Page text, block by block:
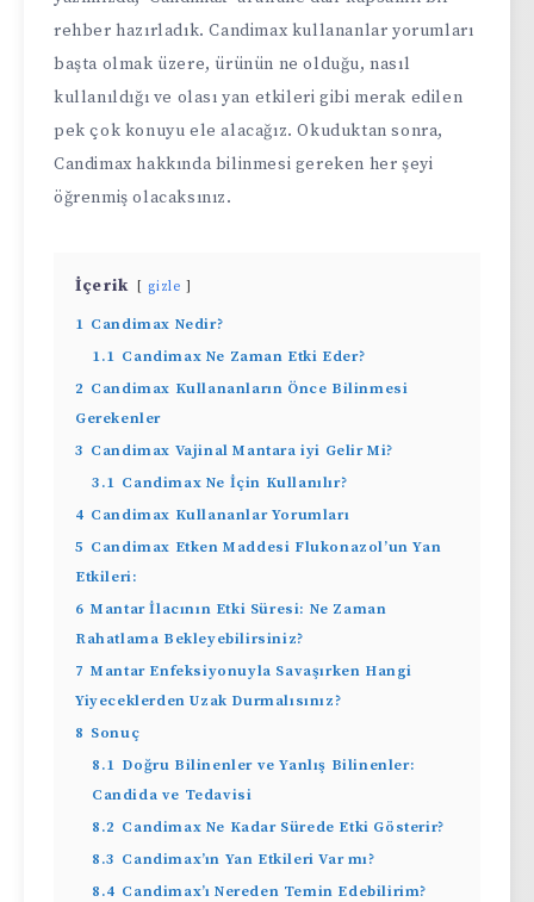
rehber hazırladık. Candimax kullananlar yorumları
başta olmak üzere, ürünün ne olduğu, nasıl
kullanıldığı ve olası yan etkileri gibi merak edilen
pek çok konuyu ele alacağız. Okuduktan sonra,
Candimax hakkında bilinmesi gereken her şeyi
öğrenmiş olacaksınız.
İçerik gizle
1 Candimax Nedir?
1.1 Candimax Ne Zaman Etki Eder?
2 Candimax Kullananların Önce Bilinmesi
Gerekenler
3 Candimax Vajinal Mantara iyi Gelir Mi?
3.1 Candimax Ne İçin Kullanılır?
4 Candimax Kullananlar Yorumları
5 Candimax Etken Maddesi Flukonazol’un Yan
Etkileri:
6 Mantar İlacının Etki Süresi: Ne Zaman
Rahatlama Bekleyebilirsiniz?
7 Mantar Enfeksiyonuyla Savaşırken Hangi
Yiyeceklerden Uzak Durmalısınız?
8 Sonuç
8.1 Doğru Bilinenler ve Yanlış Bilinenler:
Candida ve Tedavisi
8.2 Candimax Ne Kadar Sürede Etki Gösterir?
8.3 Candimax’ın Yan Etkileri Var mı?
8.4 Candimax’ı Nereden Temin Edebilirim?